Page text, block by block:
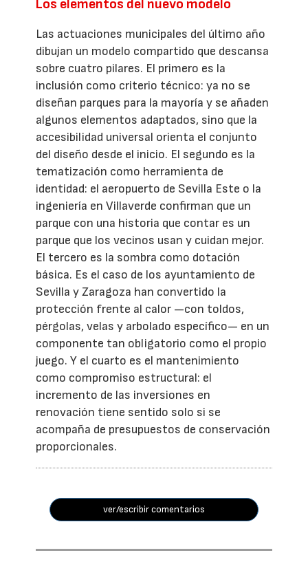
Los elementos del nuevo modelo
Las actuaciones municipales del último año
dibujan un modelo compartido que descansa
sobre cuatro pilares. El primero es la
inclusión como criterio técnico: ya no se
diseñan parques para la mayoría y se añaden
algunos elementos adaptados, sino que la
accesibilidad universal orienta el conjunto
del diseño desde el inicio. El segundo es la
tematización como herramienta de
identidad: el aeropuerto de Sevilla Este o la
ingeniería en Villaverde confirman que un
parque con una historia que contar es un
parque que los vecinos usan y cuidan mejor.
El tercero es la sombra como dotación
básica. Es el caso de los ayuntamiento de
Sevilla y Zaragoza han convertido la
protección frente al calor —con toldos,
pérgolas, velas y arbolado específico— en un
componente tan obligatorio como el propio
juego. Y el cuarto es el mantenimiento
como compromiso estructural: el
incremento de las inversiones en
renovación tiene sentido solo si se
acompaña de presupuestos de conservación
proporcionales.
ver/escribir comentarios